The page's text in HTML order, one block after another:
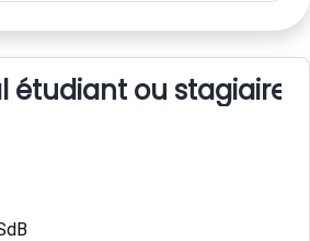
étudiant ou stagiaire